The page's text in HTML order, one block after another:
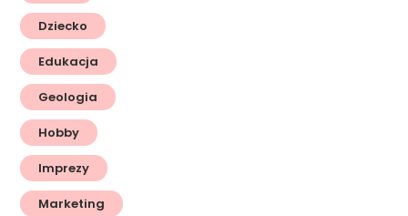
Dziecko
Edukacja
Geologia
Hobby
Imprezy
Marketing